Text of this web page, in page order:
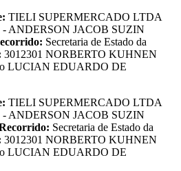
TIELI SUPERMERCADO LTDA
- ANDERSON JACOB SUZIN
Secretaria de Estado da
3012301 NORBERTO KUHNEN
LUCIAN EDUARDO DE
TIELI SUPERMERCADO LTDA
- ANDERSON JACOB SUZIN
Secretaria de Estado da
3012301 NORBERTO KUHNEN
LUCIAN EDUARDO DE